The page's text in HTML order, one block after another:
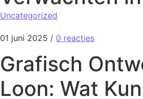
Uncategorized
01 juni 2025 / 0 reacties
Grafisch
Loon: Wat